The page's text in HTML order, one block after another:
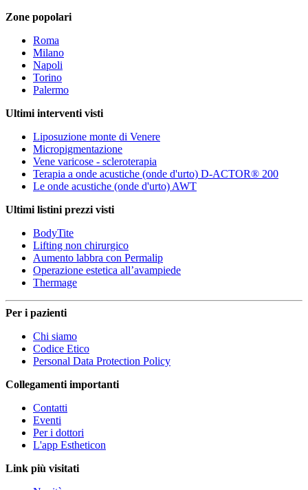
Zone popolari
Roma
Milano
Napoli
Torino
Palermo
Ultimi interventi visti
Liposuzione monte di Venere
Micropigmentazione
Vene varicose - scleroterapia
Terapia a onde acustiche (onde d'urto) D-ACTOR® 200
Le onde acustiche (onde d'urto) AWT
Ultimi listini prezzi visti
BodyTite
Lifting non chirurgico
Aumento labbra con Permalip
Operazione estetica all’avampiede
Thermage
Per i pazienti
Chi siamo
Codice Etico
Personal Data Protection Policy
Collegamenti importanti
Contatti
Eventi
Per i dottori
L'app Estheticon
Link più visitati